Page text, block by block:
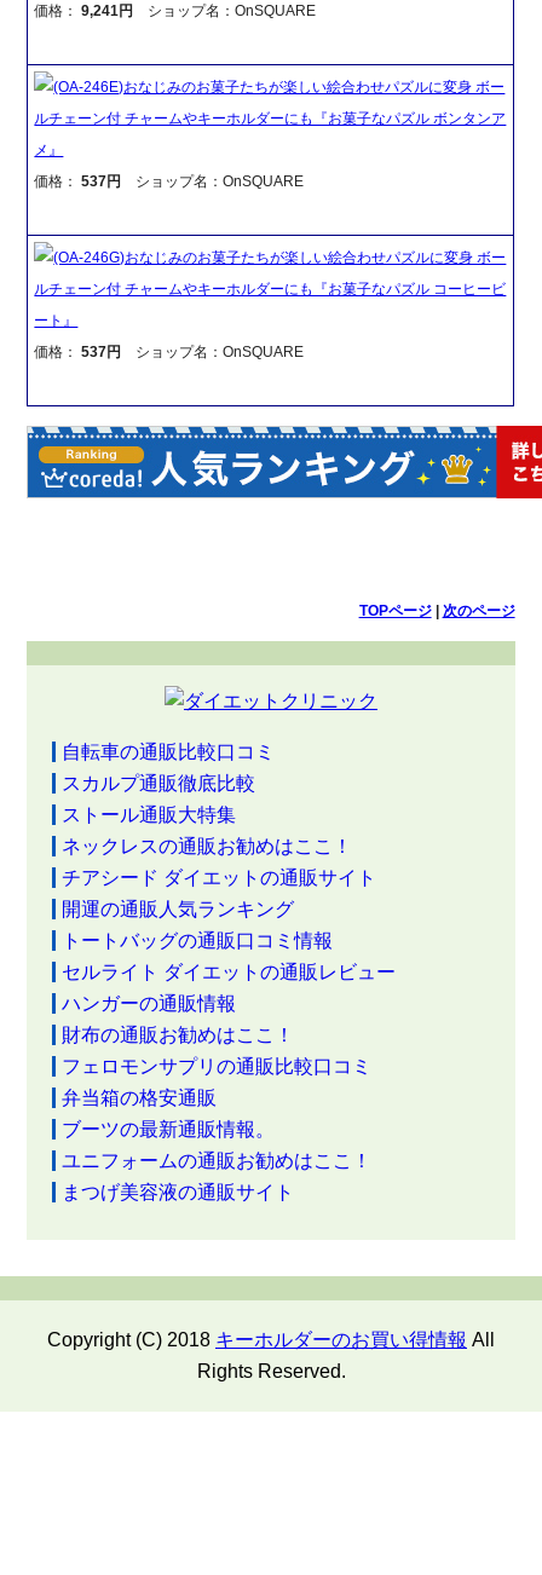
価格：9,241円 ショップ名：OnSQUARE
(OA-246E)おなじみのお菓子たちが楽しい絵合わせパズルに変身 ボー
ルチェーン付 チャームやキーホルダーにも『お菓子なパズル ボンタンア
メ』
価格：537円 ショップ名：OnSQUARE
(OA-246G)おなじみのお菓子たちが楽しい絵合わせパズルに変身 ボー
ルチェーン付 チャームやキーホルダーにも『お菓子なパズル コーヒービ
ート』
価格：537円 ショップ名：OnSQUARE
TOPページ| 次のページ
自転車の通販比較口コミ
スカルプ通販徹底比較
ストール通販大特集
ネックレスの通販お勧めはここ！
チアシード ダイエットの通販サイト
開運の通販人気ランキング
トートバッグの通販口コミ情報
セルライト ダイエットの通販レビュー
ハンガーの通販情報
財布の通販お勧めはここ！
フェロモンサプリの通販比較口コミ
弁当箱の格安通販
ブーツの最新通販情報。
ユニフォームの通販お勧めはここ！
まつげ美容液の通販サイト
Copyright (C) 2018 キーホルダーのお買い得情報 All
Rights Reserved.